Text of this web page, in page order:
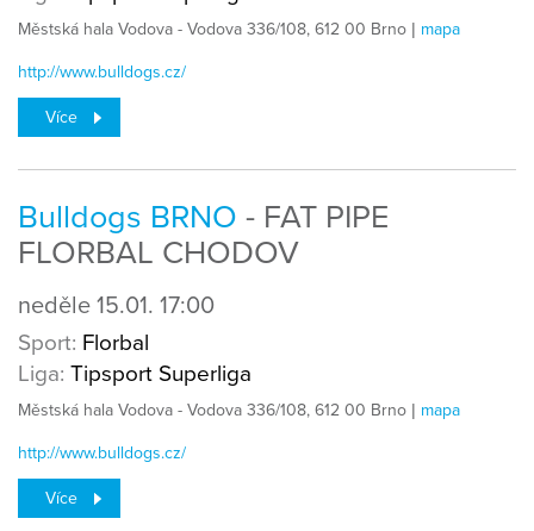
Městská hala Vodova - Vodova 336/108, 612 00 Brno | mapa
http://www.bulldogs.cz/
Více
Bulldogs BRNO - FAT PIPE
FLORBAL CHODOV
neděle 15.01. 17:00
Sport: Florbal
Liga: Tipsport Superliga
Městská hala Vodova - Vodova 336/108, 612 00 Brno | mapa
http://www.bulldogs.cz/
Více